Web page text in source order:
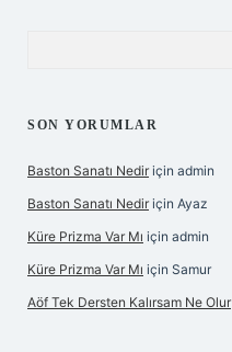
SON YORUMLAR
Baston Sanatı Nedir için admin
Baston Sanatı Nedir için Ayaz
Küre Prizma Var Mı için admin
Küre Prizma Var Mı için Samur
Aöf Tek Dersten Kalırsam Ne Olur